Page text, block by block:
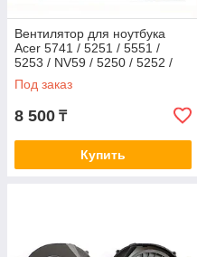
Вентилятор для ноутбука
Acer 5741 / 5251 / 5551 /
5253 / NV59 / 5250 / 5252 /
5253
Под заказ
8 500 ₸
Купить